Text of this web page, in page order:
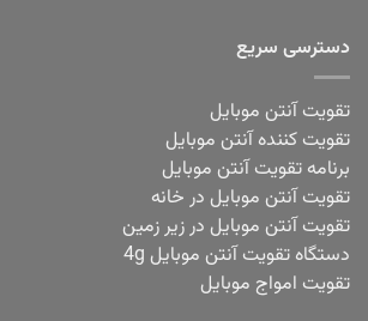
دسترسی سریع
تقویت آنتن موبایل
تقویت کننده آنتن موبایل
برنامه تقویت آنتن موبایل
تقویت آنتن موبایل در خانه
تقویت آنتن موبایل در زیر زمین
دستگاه تقویت آنتن موبایل 4g
تقویت امواج موبایل